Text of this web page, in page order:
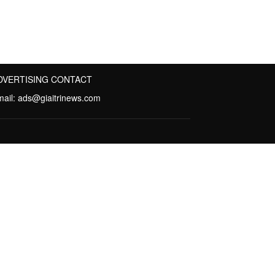
CONTACT
ads@giaitrinews.com